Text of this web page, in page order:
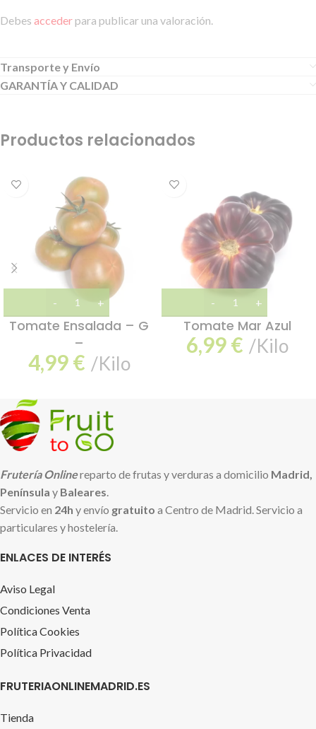
Debes acceder para publicar una valoración.
Transporte y Envío
GARANTÍA Y CALIDAD
Productos relacionados
Tomate Ensalada – G
–
4,99€ /Kilo
Tomate Mar Azul
6,99€ /Kilo
Frutería Onlinereparto de frutas y verduras a domicilio Madrid,
Península y Baleares.
Servicio en 24h y envío gratuito a Centro de Madrid. Servicio a
particulares y hostelería.
ENLACES DE INTERÉS
Aviso Legal
Condiciones Venta
Política Cookies
Política Privacidad
FRUTERIAONLINEMADRID.ES
Tienda